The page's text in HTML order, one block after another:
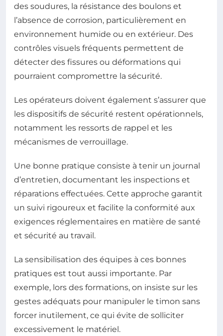
des soudures, la résistance des boulons et
l’absence de corrosion, particulièrement en
environnement humide ou en extérieur. Des
contrôles visuels fréquents permettent de
détecter des fissures ou déformations qui
pourraient compromettre la sécurité.
Les opérateurs doivent également s’assurer que
les dispositifs de sécurité restent opérationnels,
notamment les ressorts de rappel et les
mécanismes de verrouillage.
Une bonne pratique consiste à tenir un journal
d’entretien, documentant les inspections et
réparations effectuées. Cette approche garantit
un suivi rigoureux et facilite la conformité aux
exigences réglementaires en matière de santé
et sécurité au travail.
La sensibilisation des équipes à ces bonnes
pratiques est tout aussi importante. Par
exemple, lors des formations, on insiste sur les
gestes adéquats pour manipuler le timon sans
forcer inutilement, ce qui évite de solliciter
excessivement le matériel.